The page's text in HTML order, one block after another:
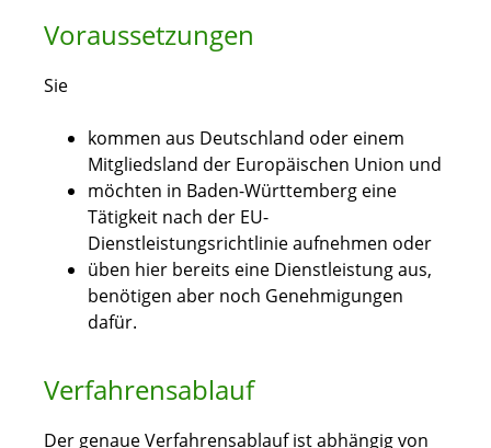
Voraussetzungen
Sie
kommen aus Deutschland oder einem
Mitgliedsland der Europäischen Union und
möchten in Baden-Württemberg eine
Tätigkeit nach der EU-
Dienstleistungsrichtlinie aufnehmen oder
üben hier bereits eine Dienstleistung aus,
benötigen aber noch Genehmigungen
dafür.
Verfahrensablauf
Der genaue Verfahrensablauf ist abhängig von